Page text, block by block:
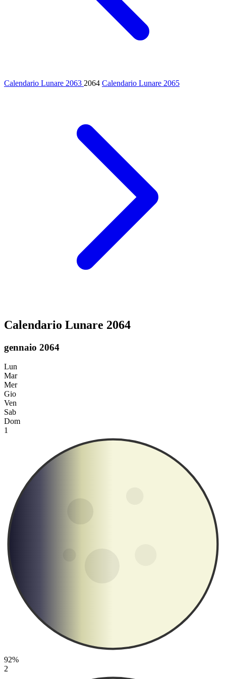
Calendario Lunare 2063 2064 Calendario Lunare 2065
Calendario Lunare 2064
gennaio 2064
Lun
Mar
Mer
Gio
Ven
Sab
Dom
1
92%
2